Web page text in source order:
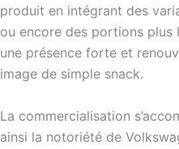
produit en intégrant des
ou encore des portions plus
une présence forte et
image de simple snack.
La commercialisation
ainsi la notoriété de